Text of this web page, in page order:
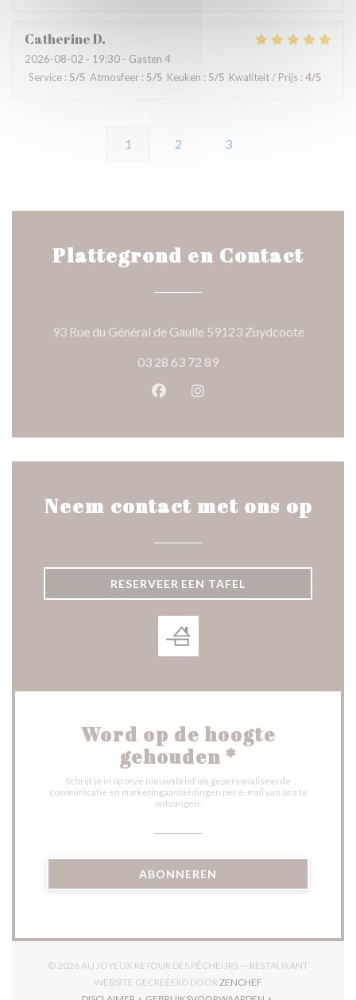
CatherineD
2026-08-02 - 19:30 - Gasten 4
Service : 5/5 Atmosfeer : 5/5 Keuken : 5/5 Kwaliteit / Prijs : 4/5
1 2 3
Plattegrond en Contact
93 Rue du Général de Gaulle 59123 Zuydcoote((opent
03 28 63 72 89
Facebook ((opent in een nieuw
Instagram ((opent in een
Neem contact met ons op
RESERVEER EEN TAFEL
Word op de hoogte
gehouden *
Schrijf je in op onze nieuwsbrief om gepersonaliseerde
communicatie en marketingaanbiedingen per e-mail van ons te
ontvangen.
ABONNEREN
© 2026 AU JOYEUX RETOUR DES PÊCHEURS — RESTAURANT
WEBSITE GECREËERD DOOR ZENCHEF